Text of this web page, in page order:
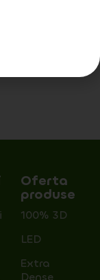
de
de
Oferta
produse
100% 3D
LED
Extra
Dense